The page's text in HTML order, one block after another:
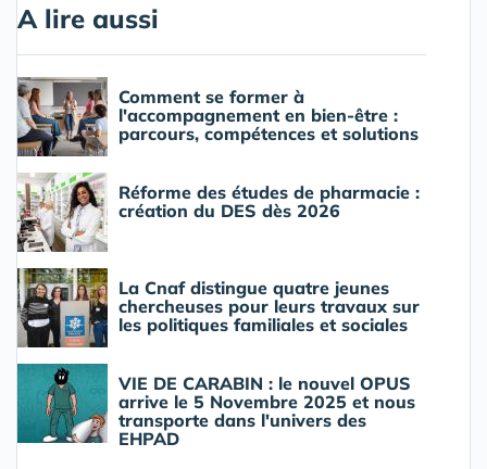
A lire aussi
Comment se former à
l'accompagnement en bien-être :
parcours, compétences et solutions
Réforme des études de pharmacie :
création du DES dès 2026
La Cnaf distingue quatre jeunes
chercheuses pour leurs travaux sur
les politiques familiales et sociales
VIE DE CARABIN : le nouvel OPUS
arrive le 5 Novembre 2025 et nous
transporte dans l'univers des
EHPAD